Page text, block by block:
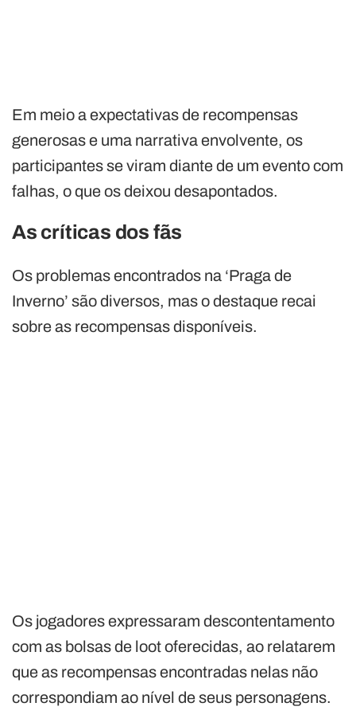
Em meio a expectativas de recompensas
generosas e uma narrativa envolvente, os
participantes se viram diante de um evento com
falhas, o que os deixou desapontados.
As críticas dos fãs
Os problemas encontrados na ‘Praga de
Inverno’ são diversos, mas o destaque recai
sobre as recompensas disponíveis.
Os jogadores expressaram descontentamento
com as bolsas de loot oferecidas, ao relatarem
que as recompensas encontradas nelas não
correspondiam ao nível de seus personagens.